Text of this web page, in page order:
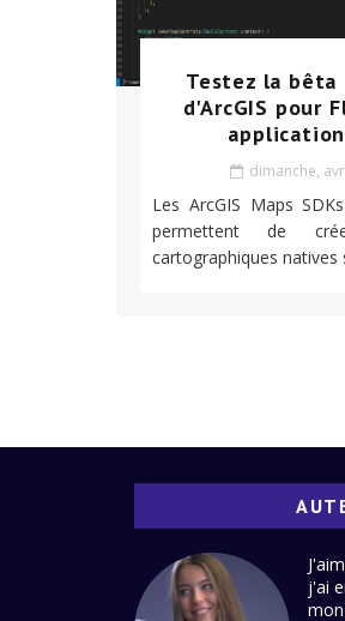
Testez la bêta
d'ArcGIS pour
dimanche,
Les ArcGIS Maps
permettent de
cartographiques natives
j'ai